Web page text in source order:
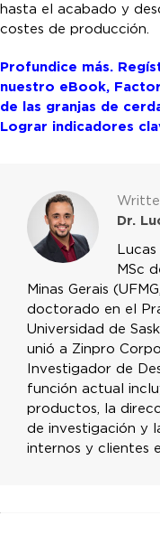
hasta el acabado y
costes de producción.
Profundice más.
nuestro eBook,
de las granjas de
Lograr indicadores
Dr.
MSc
Minas Gerais
doctorado en el
Universidad de
unió a Zinpro
Investigador de
función actual
productos, la
de investigación y
internos y clientes